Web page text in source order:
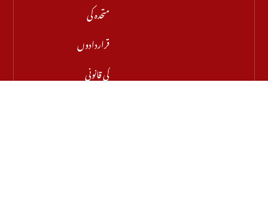
متحدہ کی
قراردادوں
کی قانونی